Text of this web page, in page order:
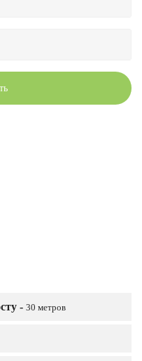
- 30 метров